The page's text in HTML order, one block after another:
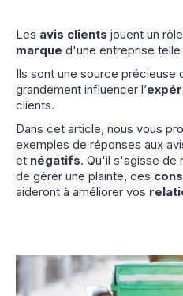
Les avis clients jouent un
marque d'une entreprise telle
Ils sont une source
grandement influencer l’
clients.
Dans cet article, nous vous
exemples de réponses aux
et négatifs. Qu'il s'agisse de
de gérer une plainte, ces
aideront à améliorer vos